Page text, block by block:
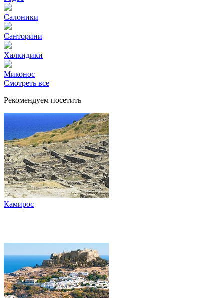
Салоники
Санторини
Халкидики
Миконос
Смотреть все
Рекомендуем посетить
Камирос